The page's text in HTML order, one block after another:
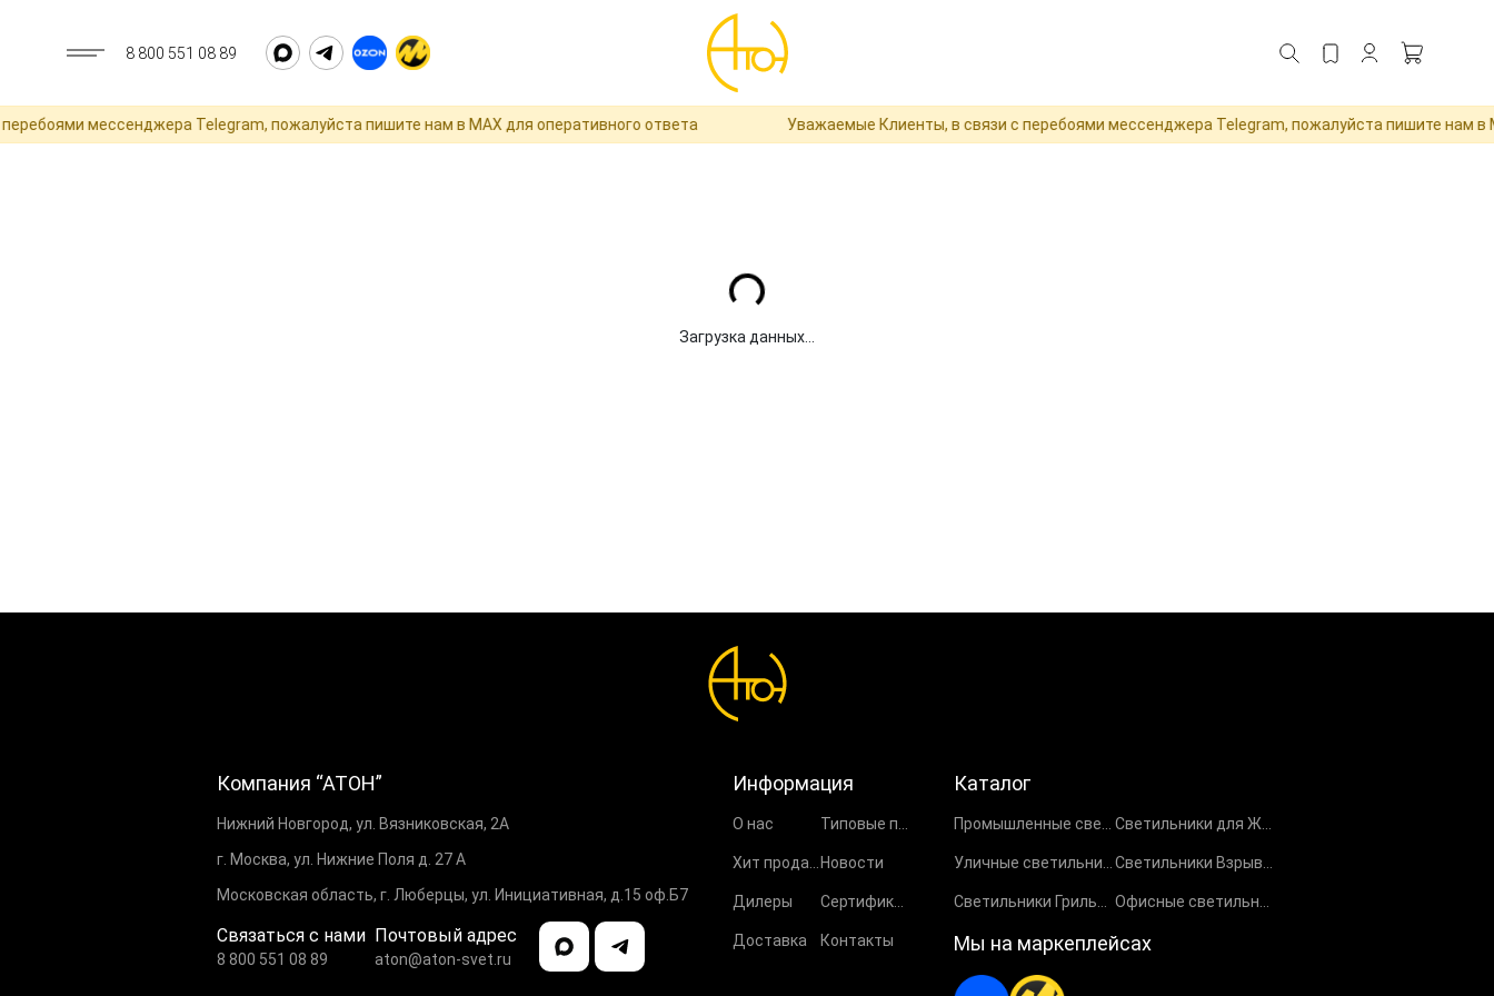
8 800 551 08 89
мессенджера Telegram, пожалуйста пишите нам в MAX для оперативного ответа Уважаемые Клиенты, в связи с перебоями мессенджера Telegram, пожалуйста пишите нам в
Загрузка...
Загрузка данных...
Компания “АТОН”
Нижний Новгород, ул. Вязниковская, 2А
г. Москва, ул. Нижние Поля д. 27 А
Московская область, г. Люберцы, ул. Инициативная, д.15 оф.Б7
Связаться с нами
8 800 551 08 89
Почтовый адрес
aton@aton-svet.ru
Информация
О нас
Новости
Дилеры
Доставка Контакты
Каталог
Мы на маркеплейсах